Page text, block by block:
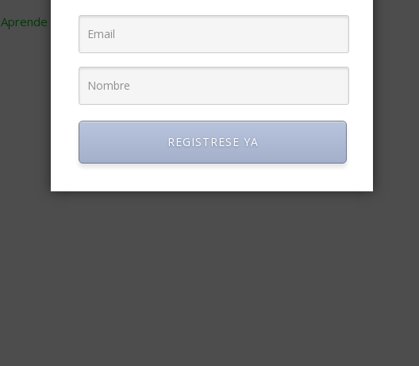
Aprende cómo se procesan los datos de tus comentarios
REGISTRESE YA